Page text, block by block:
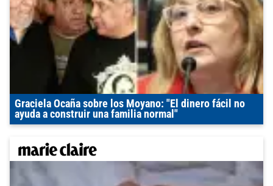
Graciela Ocaña sobre los Moyano: "El dinero fácil no
ayuda a construir una familia normal"